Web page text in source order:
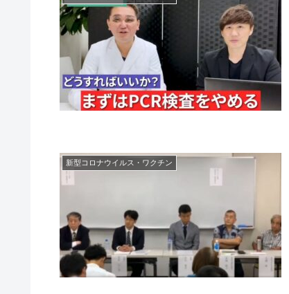
新型コロナウイルス・ワクチン